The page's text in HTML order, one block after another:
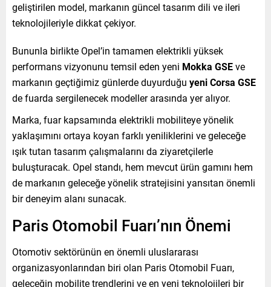
geliştirilen model, markanın güncel tasarım dili ve ileri
teknolojileriyle dikkat çekiyor.
Bununla birlikte Opel’in tamamen elektrikli yüksek
performans vizyonunu temsil eden yeni Mokka GSEve
markanın geçtiğimiz günlerde duyurduğu yeni Corsa GSE
de fuarda sergilenecek modeller arasında yer alıyor.
Marka, fuar kapsamında elektrikli mobiliteye yönelik
yaklaşımını ortaya koyan farklı yeniliklerini ve geleceğe
ışık tutan tasarım çalışmalarını da ziyaretçilerle
buluşturacak. Opel standı, hem mevcut ürün gamını hem
de markanın geleceğe yönelik stratejisini yansıtan önemli
bir deneyim alanı sunacak.
Paris Otomobil Fuarı’nın Önemi
Otomotiv sektörünün en önemli uluslararası
organizasyonlarından biri olan Paris Otomobil Fuarı,
geleceğin mobilite trendlerini ve en yeni teknolojileri bir